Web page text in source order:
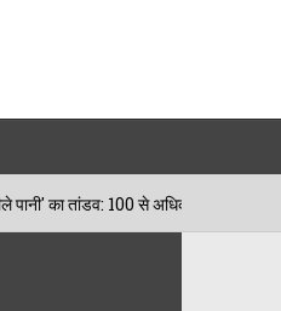
से अधिक लोग पीलिया और लीवर इन्फेक्शन